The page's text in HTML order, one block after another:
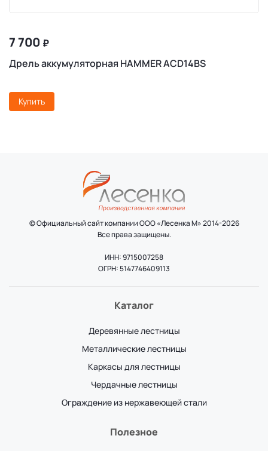
7 700 ₽
Дрель аккумуляторная HAMMER ACD14BS
Купить
© Официальный сайт компании ООО «Лесенка М» 2014-2026
Все права защищены.
ИНН: 9715007258
ОГРН: 5147746409113
Каталог
Деревянные лестницы
Металлические лестницы
Каркасы для лестницы
Чердачные лестницы
Ограждение из нержавеющей стали
Полезное